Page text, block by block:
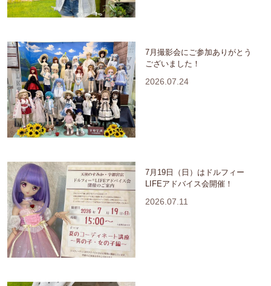
7月撮影会にご参加ありがとう
ございました！
2026.07.24
7月19日（日）はドルフィー
LIFEアドバイス会開催！
2026.07.11